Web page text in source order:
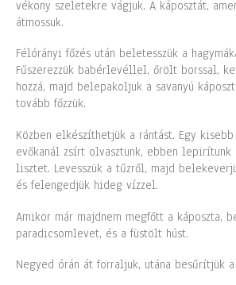
vékony szeletekre vágjuk. A káposztát,
átmossuk.
Félórányi főzés után beletesszük a
Fűszerezzük babérlevéllel, őrölt borssal,
hozzá, majd belepakoljuk a savanyú
tovább főzzük.
Közben elkészíthetjük a rántást. Egy
evőkanál zsírt olvasztunk, ebben lepirítunk
lisztet. Levesszük a tűzről, majd
és felengedjük hideg vízzel.
Amikor már majdnem megfőtt a káposzta,
paradicsomlevet, és a füstölt húst.
Negyed órán át forraljuk, utána besűrítjük a